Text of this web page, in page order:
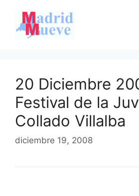
contenido
20 Diciembre
Festival de la
Collado Villalba
diciembre 19, 2008